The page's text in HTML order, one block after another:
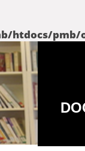
htdocs/